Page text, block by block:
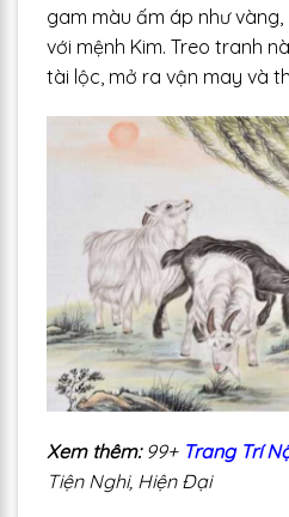
gam màu ấm áp như
với mệnh Kim. Treo tranh
tài lộc, mở ra vận may và
Xem thêm:99+ Trang Trí
Tiện Nghi, Hiện Đại